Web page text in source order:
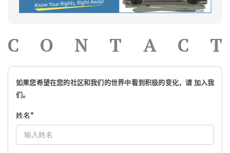
C O N T A C T
如果您希望在您的社区和我们的世界中看到积极的变化，请 加入我
们。
姓名*